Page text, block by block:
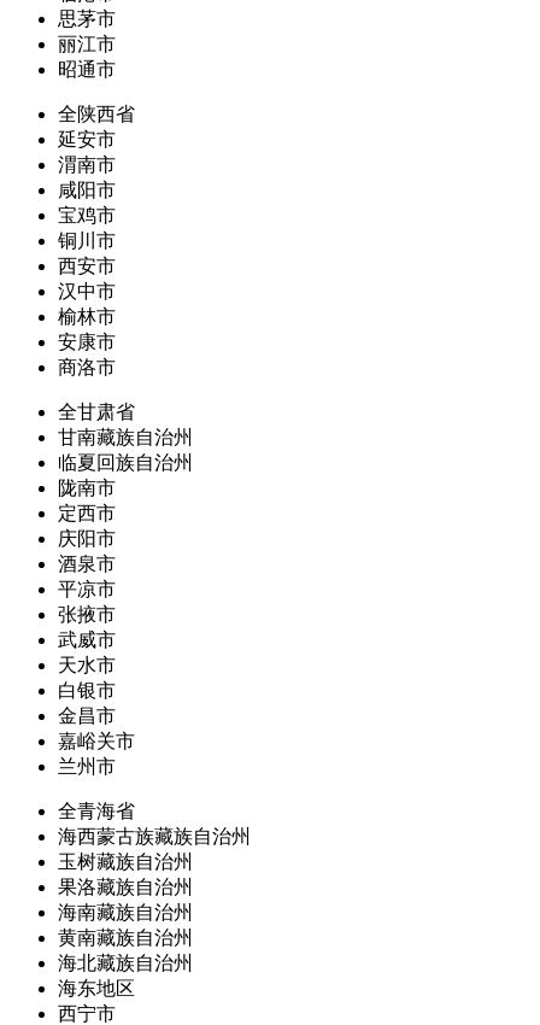
思茅市
丽江市
昭通市
全陕西省
延安市
渭南市
咸阳市
宝鸡市
铜川市
西安市
汉中市
榆林市
安康市
商洛市
全甘肃省
甘南藏族自治州
临夏回族自治州
陇南市
定西市
庆阳市
酒泉市
平凉市
张掖市
武威市
天水市
白银市
金昌市
嘉峪关市
兰州市
全青海省
海西蒙古族藏族自治州
玉树藏族自治州
果洛藏族自治州
海南藏族自治州
黄南藏族自治州
海北藏族自治州
海东地区
西宁市